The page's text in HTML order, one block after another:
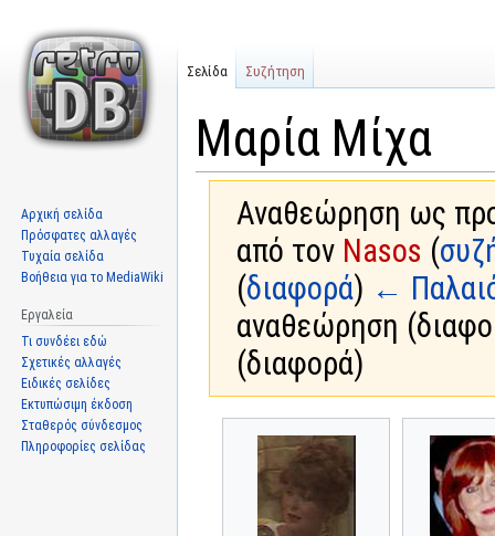
Μαρία Μίχα
Αναθεώρηση ως
από τον Nasos (
(διαφορά) ←
αναθεώρηση
(διαφορά)
αναζήτηση
Σελίδα Συζήτηση
Αρχική σελίδα
Πρόσφατες αλλαγές
Τυχαία σελίδα
Βοήθεια για το MediaWiki
Εργαλεία
Τι συνδέει εδώ
Σχετικές αλλαγές
Ειδικές σελίδες
Εκτυπώσιμη έκδοση
Σταθερός σύνδεσμος
Πληροφορίες σελίδας